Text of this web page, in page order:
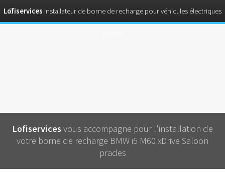
Lofiservices vous accompagne pour l'installation de
votre borne de recharge BMW i5 M60 xDrive Saloon
prades
Lofiservices installateur de borne de recharge pour véhicules électriques